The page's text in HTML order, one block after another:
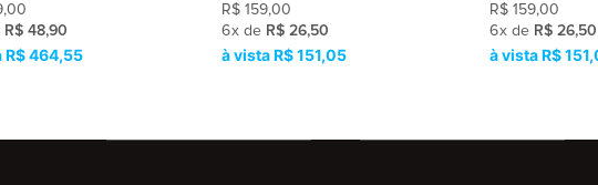
R$ 48,90
R$ 464,55
R$ 159,00
6x de R$ 26,50
R$ 151,05
R$ 159,00
6x de R$ 26,50
R$